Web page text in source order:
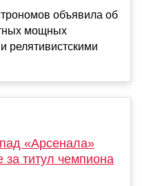
объявила об
мощных
релятивистскими
«Арсенала»
за титул чемпиона